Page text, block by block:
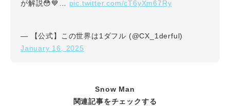
が解説😳💙… pic.twitter.com/cT6yXm67Ry
— 【公式】この世界は1ダフル (@CX_1derful)
January 16, 2025
Snow Man
関連記事をチェックする